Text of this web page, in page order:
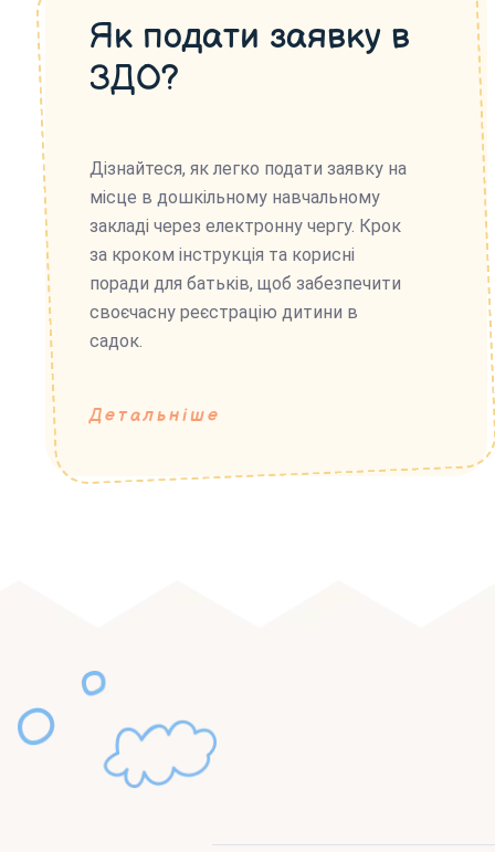
Як подати заявку в
ЗДО?
Дізнайтеся, як легко подати заявку на
місце в дошкільному навчальному
закладі через електронну чергу. Крок
за кроком інструкція та корисні
поради для батьків, щоб забезпечити
своєчасну реєстрацію дитини в
садок.
Детальніше